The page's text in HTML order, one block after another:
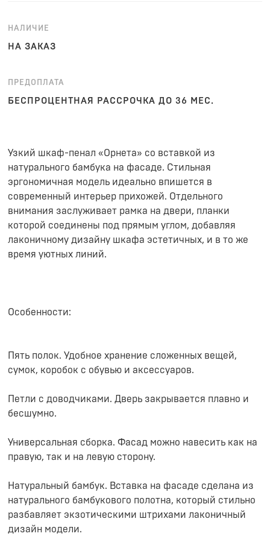
НАЛИЧИЕ
НА ЗАКАЗ
ПРЕДОПЛАТА
БЕСПРОЦЕНТНАЯ РАССРОЧКА ДО 36 МЕС.
Узкий шкаф-пенал «Орнета» со вставкой из
натурального бамбука на фасаде. Стильная
эргономичная модель идеально впишется в
современный интерьер прихожей. Отдельного
внимания заслуживает рамка на двери, планки
которой соединены под прямым углом, добавляя
лаконичному дизайну шкафа эстетичных, и в то же
время уютных линий.
Особенности:
Пять полок. Удобное хранение сложенных вещей,
сумок, коробок с обувью и аксессуаров.
Петли с доводчиками. Дверь закрывается плавно и
бесшумно.
Универсальная сборка. Фасад можно навесить как на
правую, так и на левую сторону.
Натуральный бамбук. Вставка на фасаде сделана из
натурального бамбукового полотна, который стильно
разбавляет экзотическими штрихами лаконичный
дизайн модели.